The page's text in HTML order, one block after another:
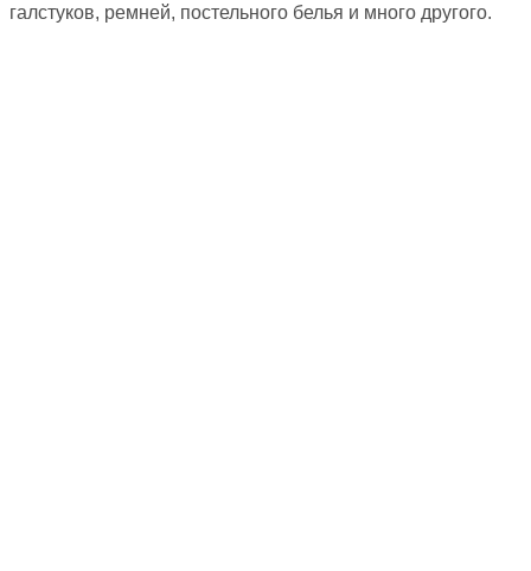
галстуков, ремней, постельного белья и много другого.